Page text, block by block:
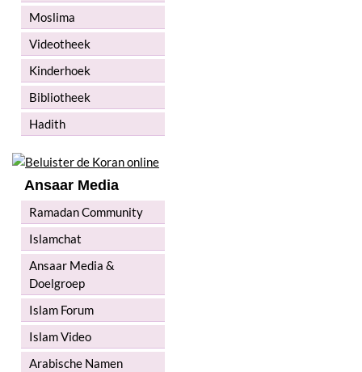
Moslima
Videotheek
Kinderhoek
Bibliotheek
Hadith
Ansaar Media
Ramadan Community
Islamchat
Ansaar Media &
Doelgroep
Islam Forum
Islam Video
Arabische Namen